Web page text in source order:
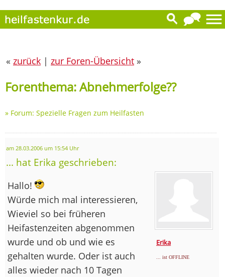
« zurück | zur Foren-Übersicht »
Forenthema: Abnehmerfolge??
» Forum: Spezielle Fragen zum Heilfasten
am 28.03.2006 um 15:54 Uhr
... hat Erika geschrieben:
Erika
... ist OFFLINE
Hallo!
Würde mich mal interessieren,
Wieviel so bei früheren
Heifastenzeiten abgenommen
wurde und ob und wie es
gehalten wurde. Oder ist auch
alles wieder nach 10 Tagen